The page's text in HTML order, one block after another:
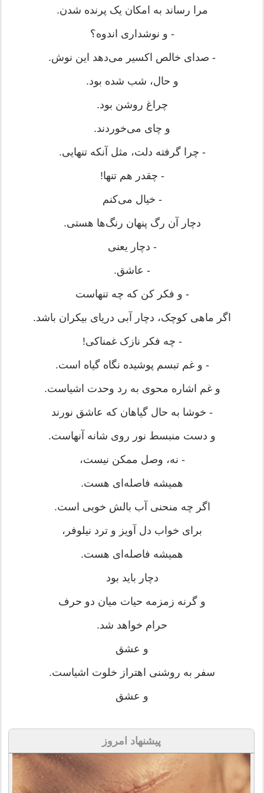
مرا رساند به امکان یک پرنده شدن.
- و نوشداری اندوه؟
- صدای خالص اکسیر می‌دهد این نوش.
و حال، شب شده بود.
چراغ روشن بود.
و چای می‌خوردند.
- چرا گرفته دلت، مثل آنکه تنهایی.
- چقدر هم تنها!
- خیال می‌کنم
دچار آن رگ پنهان رنگ‌ها هستی.
- دچار یعنی
- عاشق.
- و فکر کن که چه تنهاست
اگر ماهی کوچک، دچار آبی دریای بیکران باشد.
- چه فکر نازک غمناکی!
- و غم تبسم پوشیده نگاه گیاه است.
و غم اشاره محوی به رد وحدت اشیاست.
- خوشا به حال گیاهان که عاشق نورند
و دست منبسط نور روی شانه آنهاست.
- نه، وصل ممکن نیست،
همیشه فاصله‌ای هست.
اگر چه منحنی آب بالش خوبی است.
برای خواب دل آویز و ترد نیلوفر،
همیشه فاصله‌ای هست.
دچار باید بود
و گرنه زمزمه حیات میان دو حرف
حرام خواهد شد.
و عشق
سفر به روشنی اهتراز خلوت اشیاست.
و عشق
پیشنهاد امروز